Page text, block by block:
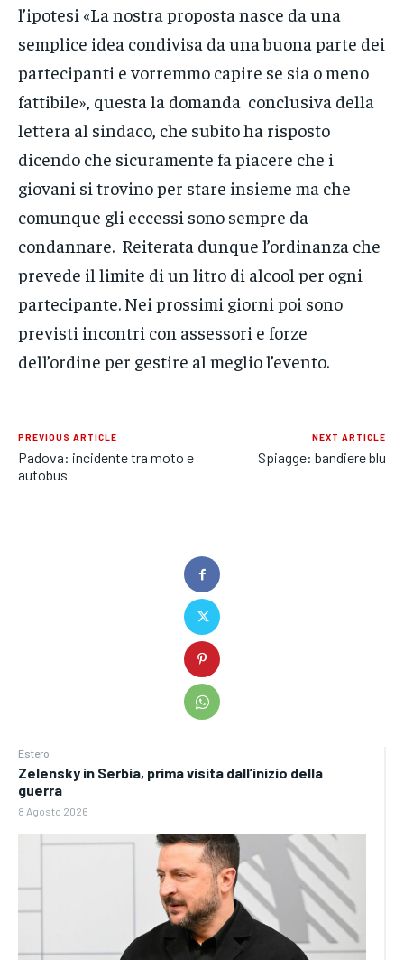
Estero
Zelensky in Serbia, prima visita dall’inizio della
guerra
8 Agosto 2026
l’ipotesi «La nostra proposta nasce da una
semplice idea condivisa da una buona parte dei
partecipanti e vorremmo capire se sia o meno
fattibile», questa la domanda conclusiva della
lettera al sindaco, che subito ha risposto
dicendo che sicuramente fa piacere che i
giovani si trovino per stare insieme ma che
comunque gli eccessi sono sempre da
condannare. Reiterata dunque l’ordinanza che
prevede il limite di un litro di alcool per ogni
partecipante. Nei prossimi giorni poi sono
previsti incontri con assessori e forze
dell’ordine per gestire al meglio l’evento.
PREVIOUS ARTICLE
Padova: incidente tra moto e
autobus
NEXT ARTICLE
Spiagge: bandiere blu